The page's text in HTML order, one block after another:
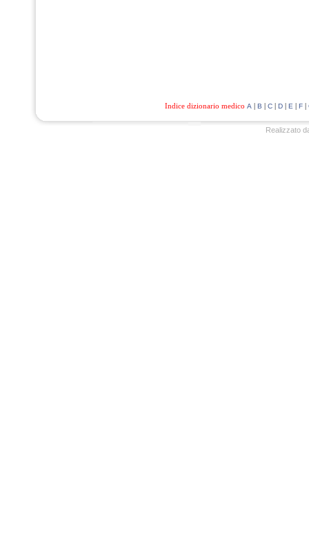
Indice dizionario medico A | B | C| D| E | F|
Realizzato